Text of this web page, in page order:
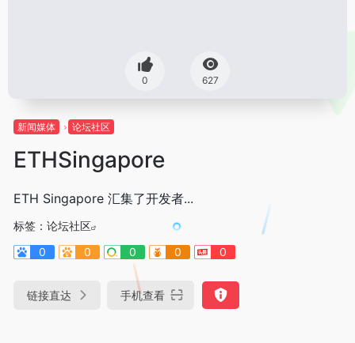
0 627
新闻媒体 论坛社区
ETHSingapore
ETH Singapore 汇集了开发者...
标签： 论坛社区
0
0 0 0 0
链接直达 手机查看